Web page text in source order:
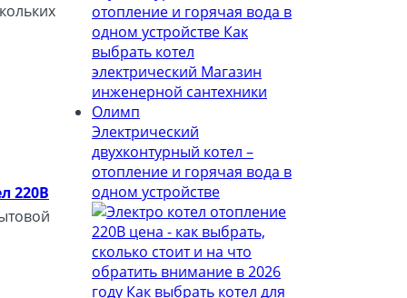
220В
Электрический
двухконтурный котел –
отопление и горячая вода в
одном устройстве